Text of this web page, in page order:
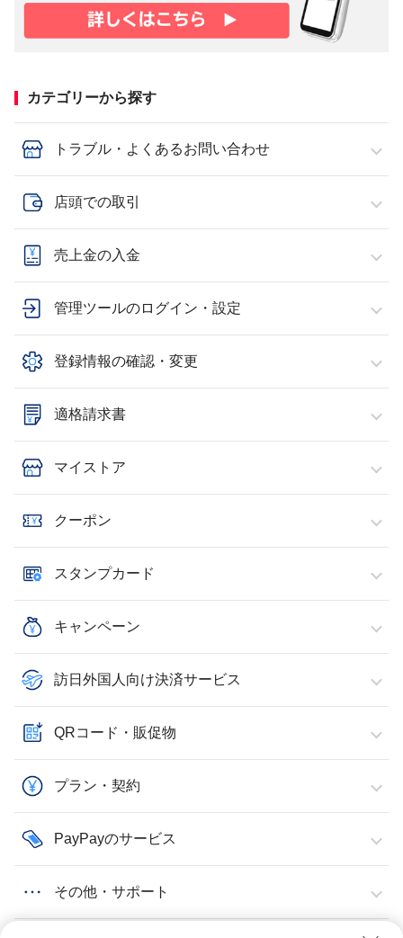
カテゴリーから探す
トラブル・よくあるお問い合わせ
店頭での取引
売上金の入金
管理ツールのログイン・設定
登録情報の確認・変更
適格請求書
マイストア
クーポン
スタンプカード
キャンペーン
訪日外国人向け決済サービス
QRコード・販促物
プラン・契約
PayPayのサービス
その他・サポート